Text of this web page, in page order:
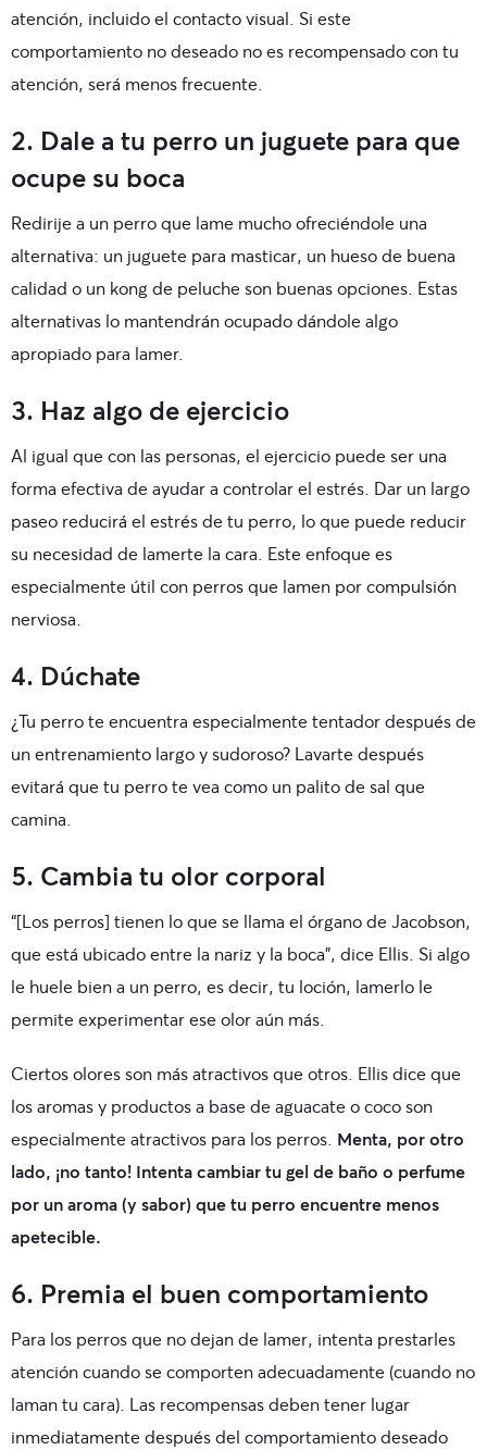
atención, incluido el contacto visual. Si este
comportamiento no deseado no es recompensado con tu
atención, será menos frecuente.
2. Dale a tu perro un juguete para que
ocupe su boca
Redirije a un perro que lame mucho ofreciéndole una
alternativa: un juguete para masticar, un hueso de buena
calidad o un kong de peluche son buenas opciones. Estas
alternativas lo mantendrán ocupado dándole algo
apropiado para lamer.
3. Haz algo de ejercicio
Al igual que con las personas, el ejercicio puede ser una
forma efectiva de ayudar a controlar el estrés. Dar un largo
paseo reducirá el estrés de tu perro, lo que puede reducir
su necesidad de lamerte la cara. Este enfoque es
especialmente útil con perros que lamen por compulsión
nerviosa.
4. Dúchate
¿Tu perro te encuentra especialmente tentador después de
un entrenamiento largo y sudoroso? Lavarte después
evitará que tu perro te vea como un palito de sal que
camina.
5. Cambia tu olor corporal
“[Los perros] tienen lo que se llama el órgano de Jacobson,
que está ubicado entre la nariz y la boca”, dice Ellis. Si algo
le huele bien a un perro, es decir, tu loción, lamerlo le
permite experimentar ese olor aún más.
Ciertos olores son más atractivos que otros. Ellis dice que
los aromas y productos a base de aguacate o coco son
especialmente atractivos para los perros. Menta, por otro
lado, ¡no tanto! Intenta cambiar tu gel de baño o perfume
por un aroma (y sabor) que tu perro encuentre menos
apetecible.
6. Premia el buen comportamiento
Para los perros que no dejan de lamer, intenta prestarles
atención cuando se comporten adecuadamente (cuando no
laman tu cara). Las recompensas deben tener lugar
inmediatamente después del comportamiento deseado